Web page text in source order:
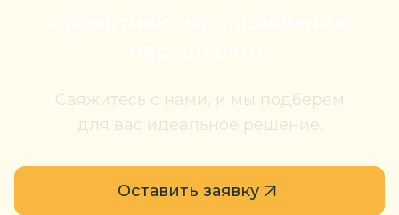
Свяжитесь с нами, и мы подберем
для вас идеальное решение.
Оставить заявку